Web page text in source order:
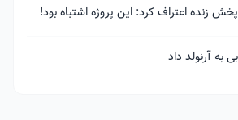
پخش زنده اعتراف کرد: این پروژه اشتباه بود!
به آرنولد داد